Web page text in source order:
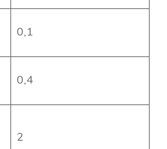
0,1
0,4
2